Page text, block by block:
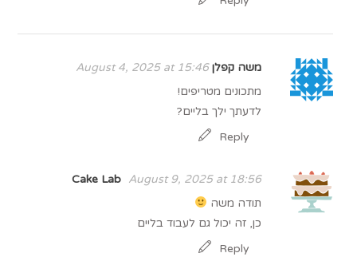
משה קפלן August 4, 2025 at 15:46
מתכונים מטריפים!
לדעתך ילך בליים?
Reply
Cake Lab
August 9, 2025 at 18:56
תודה משה
כן, זה יכול גם לעבוד בליים
Reply